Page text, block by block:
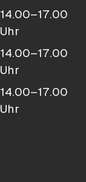
14.00–17.00
Uhr
14.00–17.00
Uhr
14.00–17.00
Uhr